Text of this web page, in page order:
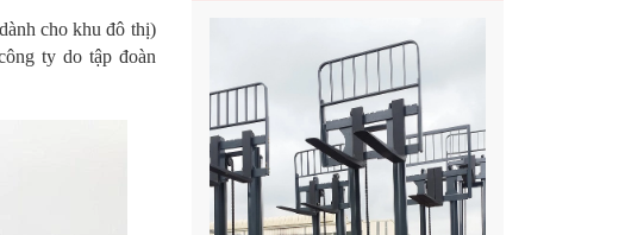
cho khu đô thị)
ty do tập đoàn